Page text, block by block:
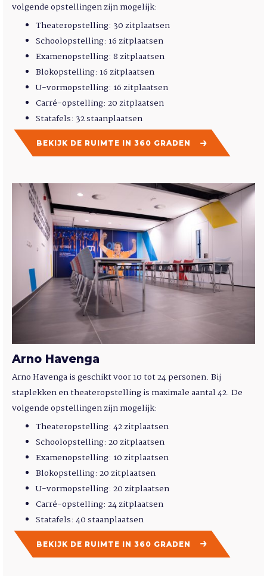
volgende opstellingen zijn mogelijk:
Theateropstelling: 30 zitplaatsen
Schoolopstelling: 16 zitplaatsen
Examenopstelling: 8 zitplaatsen
Blokopstelling: 16 zitplaatsen
U-vormopstelling: 16 zitplaatsen
Carré-opstelling: 20 zitplaatsen
Statafels: 32 staanplaatsen
BEKIJK DE RUIMTE IN 360 GRADEN
Arno Havenga
Arno Havenga is geschikt voor 10 tot 24 personen. Bij
staplekken en theateropstelling is maximale aantal 42. De
volgende opstellingen zijn mogelijk:
Theateropstelling: 42 zitplaatsen
Schoolopstelling: 20 zitplaatsen
Examenopstelling: 10 zitplaatsen
Blokopstelling: 20 zitplaatsen
U-vormopstelling: 20 zitplaatsen
Carré-opstelling: 24 zitplaatsen
Statafels: 40 staanplaatsen
BEKIJK DE RUIMTE IN 360 GRADEN